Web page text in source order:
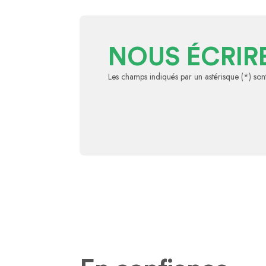
NOUS
Les champs indiqués par un astérisque (*)